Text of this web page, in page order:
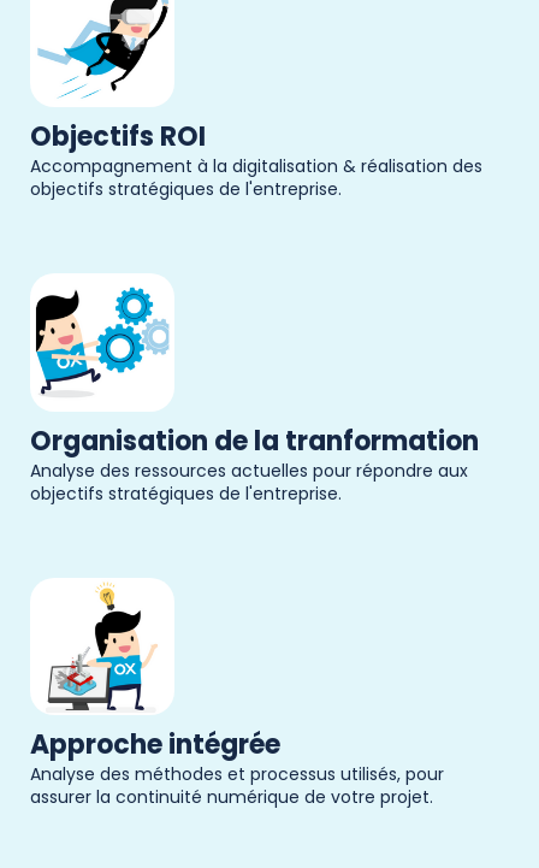
Objectifs ROI
Accompagnement à la digitalisation & réalisation des
objectifs stratégiques de l'entreprise.
Organisation de la tranformation
Analyse des ressources actuelles pour répondre aux
objectifs stratégiques de l'entreprise.
Approche intégrée
Analyse des méthodes et processus utilisés, pour
assurer la continuité numérique de votre projet.